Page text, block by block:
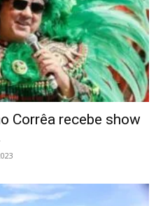
Corrêa recebe show